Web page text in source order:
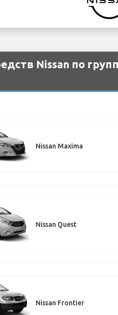
Nissan по
Nissan Maxima
Nissan Quest
Nissan Frontier